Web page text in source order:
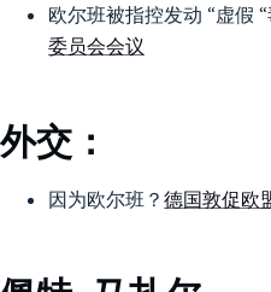
欧尔班被指控发动 “虚假 “
委员会会议
外交：
因为欧尔班？ 德国敦促欧